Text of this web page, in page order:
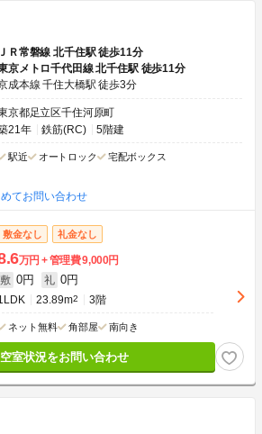
ＪＲ常磐線 北千住駅 徒歩11分
京メトロ千代田線 北千住駅 徒歩11分
成本線 千住大橋駅 徒歩3分
京都足立区千住河原町
21年
鉄筋(RC) 5階建
駅近 オートロック 宅配ボックス
てお問い合わせ
敷金なし 礼金なし
万円 管理費9,000円
敷 0円 礼 0円
23.89m2 3階
ネット無料 角部屋 南向き
空室状況をお問い合わせ